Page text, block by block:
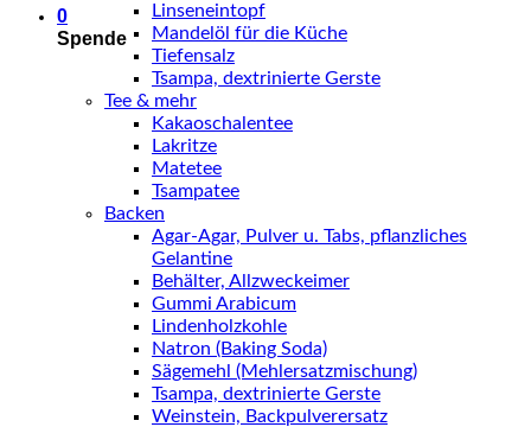
0
Spende
Linseneintopf
Mandelöl für die Küche
Tiefensalz
Tsampa, dextrinierte Gerste
Tee & mehr
Kakaoschalentee
Lakritze
Matetee
Tsampatee
Backen
Agar-Agar, Pulver u. Tabs, pflanzliches
Gelantine
Behälter, Allzweckeimer
Gummi Arabicum
Lindenholzkohle
Natron (Baking Soda)
Sägemehl (Mehlersatzmischung)
Tsampa, dextrinierte Gerste
Weinstein, Backpulverersatz